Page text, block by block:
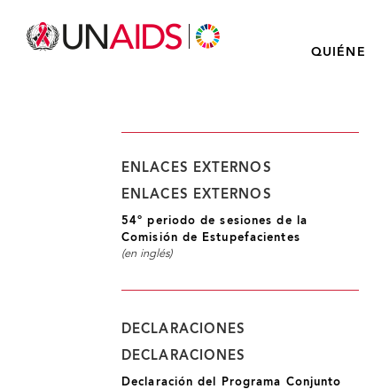
ENLACES EXTERNOS
ENLACES EXTERNOS
54º periodo de sesiones de la
Comisión de Estupefacientes
(en inglés)
DECLARACIONES
DECLARACIONES
Declaración del Programa Conjunto